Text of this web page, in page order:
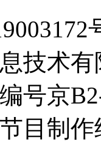
技术
编号京
目制